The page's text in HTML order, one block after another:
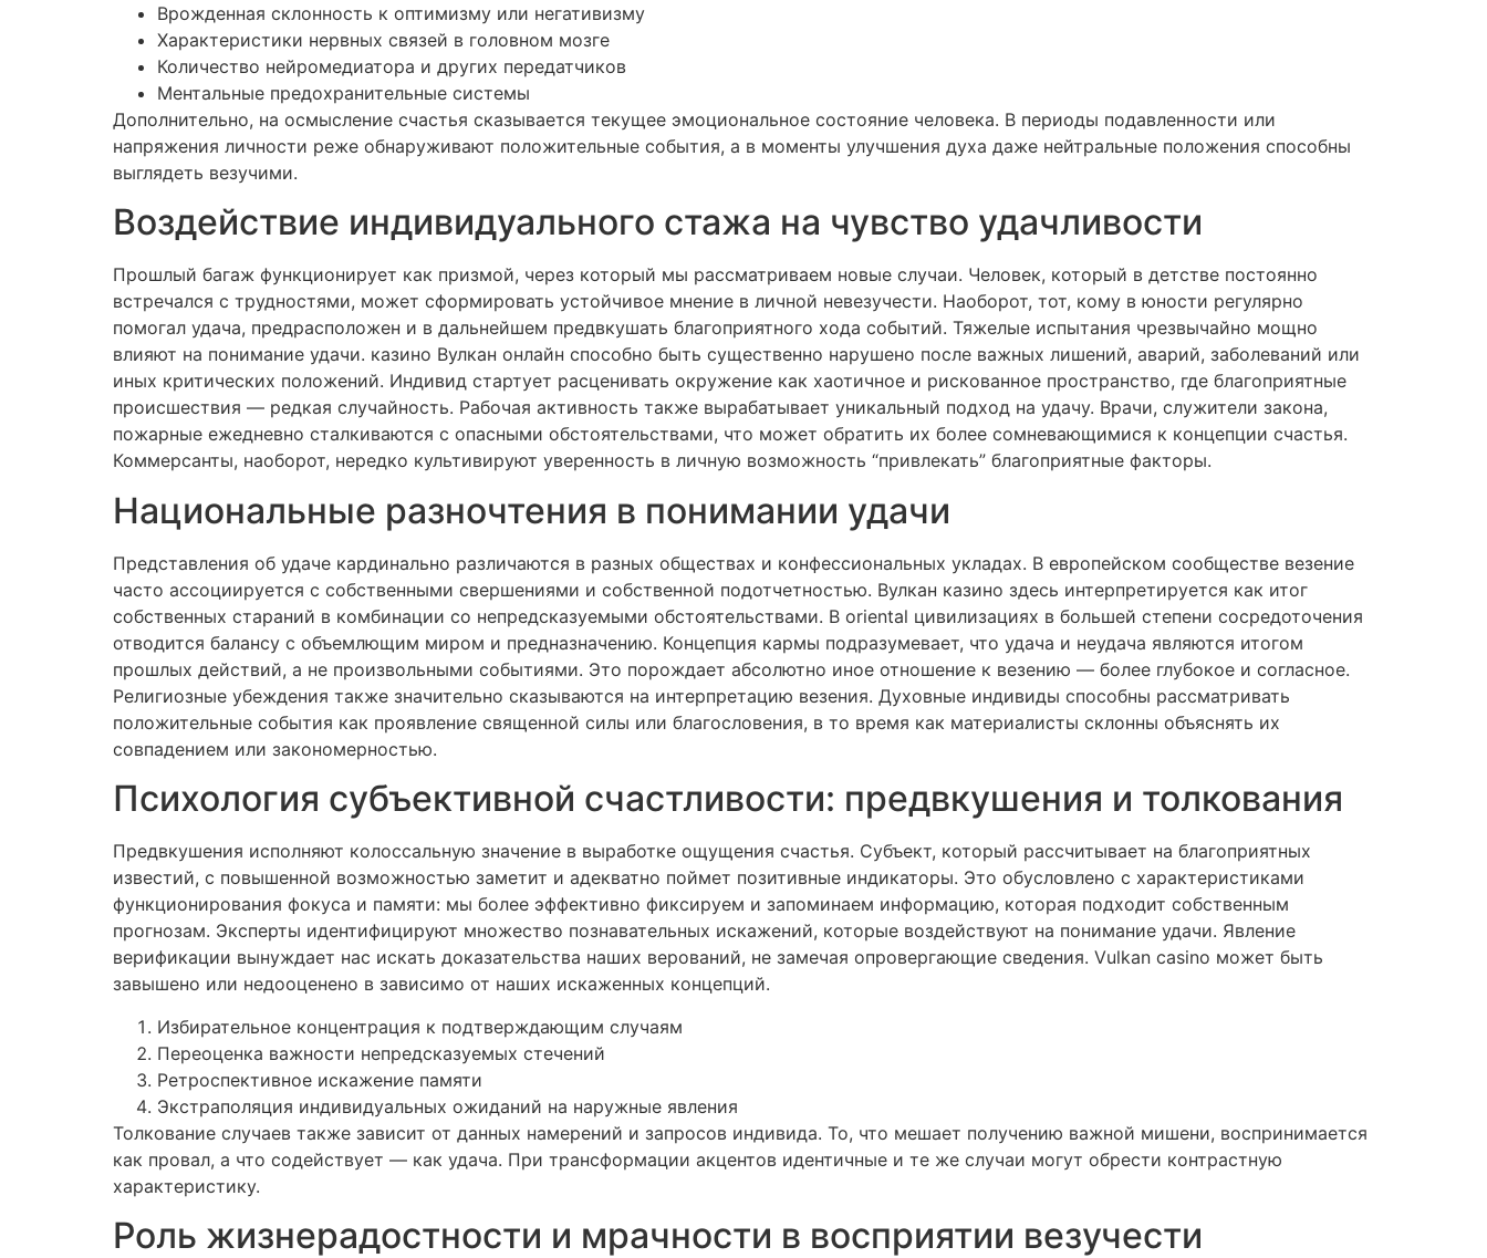
Врожденная склонность к оптимизму или негативизму
Характеристики нервных связей в головном мозге
Количество нейромедиатора и других передатчиков
Ментальные предохранительные системы
Дополнительно, на осмысление счастья сказывается текущее эмоциональное состояние человека. В периоды подавленности или
напряжения личности реже обнаруживают положительные события, а в моменты улучшения духа даже нейтральные положения способны
выглядеть везучими.
Воздействие индивидуального стажа на чувство удачливости
Прошлый багаж функционирует как призмой, через который мы рассматриваем новые случаи. Человек, который в детстве постоянно
встречался с трудностями, может сформировать устойчивое мнение в личной невезучести. Наоборот, тот, кому в юности регулярно
помогал удача, предрасположен и в дальнейшем предвкушать благоприятного хода событий. Тяжелые испытания чрезвычайно мощно
влияют на понимание удачи. казино Вулкан онлайн способно быть существенно нарушено после важных лишений, аварий, заболеваний или
иных критических положений. Индивид стартует расценивать окружение как хаотичное и рискованное пространство, где благоприятные
происшествия — редкая случайность. Рабочая активность также вырабатывает уникальный подход на удачу. Врачи, служители закона,
пожарные ежедневно сталкиваются с опасными обстоятельствами, что может обратить их более сомневающимися к концепции счастья.
Коммерсанты, наоборот, нередко культивируют уверенность в личную возможность “привлекать” благоприятные факторы.
Национальные разночтения в понимании удачи
Представления об удаче кардинально различаются в разных обществах и конфессиональных укладах. В европейском сообществе везение
часто ассоциируется с собственными свершениями и собственной подотчетностью. Вулкан казино здесь интерпретируется как итог
собственных стараний в комбинации со непредсказуемыми обстоятельствами. В oriental цивилизациях в большей степени сосредоточения
отводится балансу с объемлющим миром и предназначению. Концепция кармы подразумевает, что удача и неудача являются итогом
прошлых действий, а не произвольными событиями. Это порождает абсолютно иное отношение к везению — более глубокое и согласное.
Религиозные убеждения также значительно сказываются на интерпретацию везения. Духовные индивиды способны рассматривать
положительные события как проявление священной силы или благословения, в то время как материалисты склонны объяснять их
совпадением или закономерностью.
Психология субъективной счастливости: предвкушения и толкования
Предвкушения исполняют колоссальную значение в выработке ощущения счастья. Субъект, который рассчитывает на благоприятных
известий, с повышенной возможностью заметит и адекватно поймет позитивные индикаторы. Это обусловлено с характеристиками
функционирования фокуса и памяти: мы более эффективно фиксируем и запоминаем информацию, которая подходит собственным
прогнозам. Эксперты идентифицируют множество познавательных искажений, которые воздействуют на понимание удачи. Явление
верификации вынуждает нас искать доказательства наших верований, не замечая опровергающие сведения. Vulkan casino может быть
завышено или недооценено в зависимо от наших искаженных концепций.
Избирательное концентрация к подтверждающим случаям
Переоценка важности непредсказуемых стечений
Ретроспективное искажение памяти
Экстраполяция индивидуальных ожиданий на наружные явления
Толкование случаев также зависит от данных намерений и запросов индивида. То, что мешает получению важной мишени, воспринимается
как провал, а что содействует — как удача. При трансформации акцентов идентичные и те же случаи могут обрести контрастную
характеристику.
Роль жизнерадостности и мрачности в восприятии везучести